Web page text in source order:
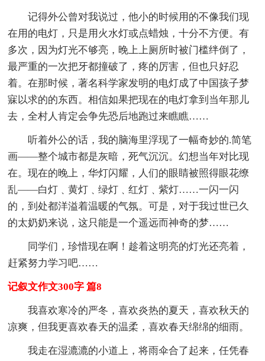
记得外公曾对我说过，他小的时候用的不像我们现
在用的电灯，只是用火水灯或点蜡烛，十分不方便。有
多次，因为灯光不够亮，晚上上厕所时被门槛绊倒了，
最严重的一次把牙都撞破了，疼的厉害，但也只好忍
着。在那时候，著名科学家发明的电灯成了中国孩子梦
寐以求的的东西。相信如果把现在的电灯拿到当年那儿
去，全村人肯定会争先恐后地跑过来瞧瞧……
听着外公的话，我的脑海里浮现了一幅奇妙的.简笔
画——整个城市都是灰暗，死气沉沉。幻想当年对比现
在。现在的晚上，华灯闪耀，人们的眼睛被照得眼花缭
乱——白灯﹑黄灯﹑绿灯﹑红灯﹑紫灯……一闪一闪
的，到处都洋溢着温暖的气氛。可是，对于我过世已久
的太奶奶来说，这只能是一个遥远而神奇的梦……
同学们，珍惜现在啊！趁着这明亮的灯光还亮着，
赶紧努力学习吧……
记叙文作文300字 篇8
我喜欢寒冷的严冬，喜欢炎热的夏天，喜欢秋天的
凉爽，但我更喜欢春天的温柔，喜欢春天绵绵的细雨。
我走在湿漉漉的小道上，将雨伞合了起来，任凭春